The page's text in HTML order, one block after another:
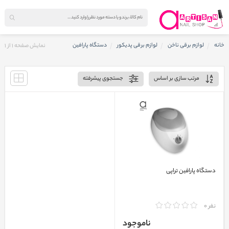
خانه لوازم برقی ناخن لوازم برقی پدیکور دستگاه پارافین نمایش صفحه 1از1
مرتب سازی بر اساس جستجوی پیشرفته
دستگاه پارافین تراپی
نفر 0
ناموجود